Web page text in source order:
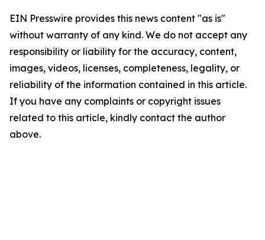
EIN Presswire provides this news content "as is"
without warranty of any kind. We do not accept any
responsibility or liability for the accuracy, content,
images, videos, licenses, completeness, legality, or
reliability of the information contained in this article.
If you have any complaints or copyright issues
related to this article, kindly contact the author
above.